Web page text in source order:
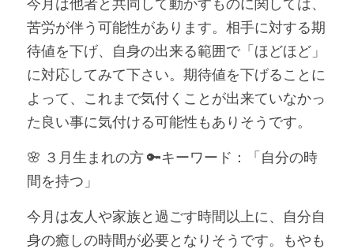
今月は他者と共同して動かすものに関しては、
苦労が伴う可能性があります。相手に対する期
待値を下げ、自身の出来る範囲で「ほどほど」
に対応してみて下さい。期待値を下げることに
よって、これまで気付くことが出来ていなかっ
た良い事に気付ける可能性もありそうです。
🌸 ３月生まれの方 🔑キーワード：「自分の時
間を持つ」
今月は友人や家族と過ごす時間以上に、自分自
身の癒しの時間が必要となりそうです。もやも